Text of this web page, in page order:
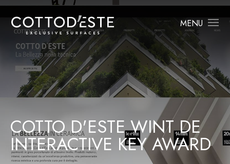
MENU
COTTO D'ESTE WINT DE
INTERACTIVE KEY AWARD